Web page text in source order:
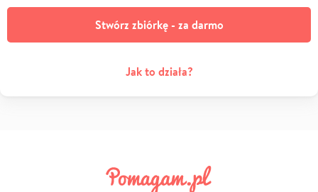
Stwórz zbiórkę - za darmo
Jak to działa?